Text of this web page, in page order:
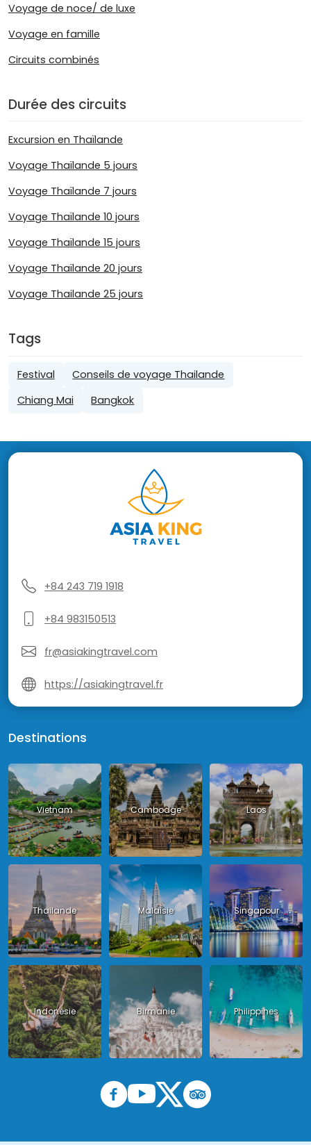
Voyage de noce/ de luxe
Voyage en famille
Circuits combinés
Durée des circuits
Excursion en Thaïlande
Voyage Thaïlande 5 jours
Voyage Thaïlande 7 jours
Voyage Thaïlande 10 jours
Voyage Thaïlande 15 jours
Voyage Thaïlande 20 jours
Voyage Thailande 25 jours
Tags
Festival
Conseils de voyage Thailande
Chiang Mai
Bangkok
+84 243 719 1918
+84 983150513
fr@asiakingtravel.com
https://asiakingtravel.fr
Destinations
Vietnam Cambodge Laos
Thailande Malaisie Singapour
Indonésie Birmanie Philippines